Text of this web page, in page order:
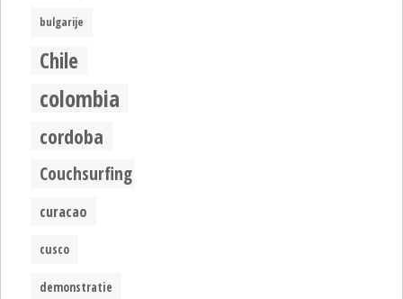
bulgarije
Chile
colombia
cordoba
Couchsurfing
curacao
cusco
demonstratie